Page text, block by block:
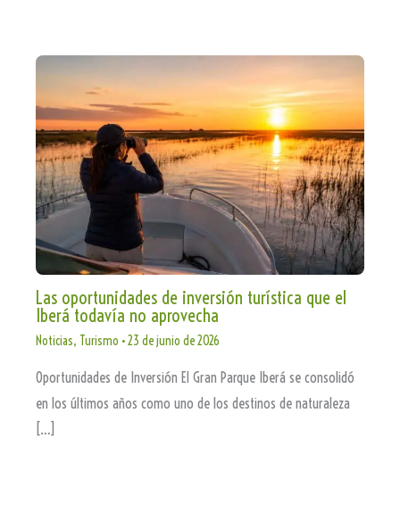
Las oportunidades de inversión turística que el
Iberá todavía no aprovecha
Noticias, Turismo •23 de junio de 2026
Oportunidades de Inversión El Gran Parque Iberá se consolidó
en los últimos años como uno de los destinos de naturaleza
[…]